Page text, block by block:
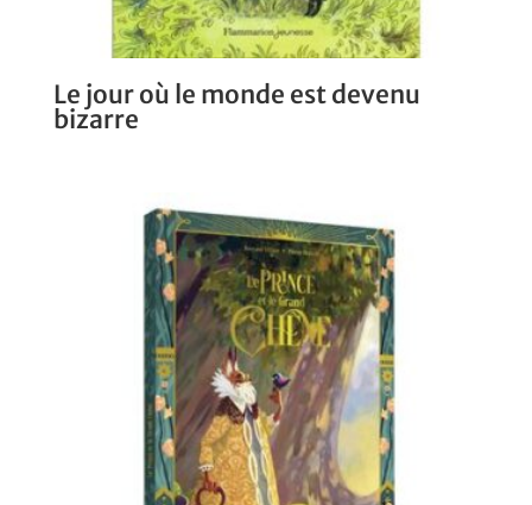
Le jour où le monde est devenu
bizarre